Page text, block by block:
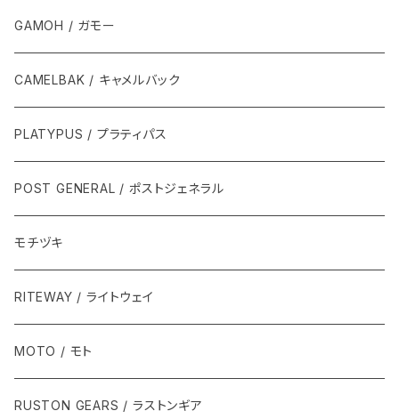
GAMOH / ガモー
CAMELBAK / キャメルバック
PLATYPUS / プラティパス
POST GENERAL / ポストジェネラル
モチヅキ
RITEWAY / ライトウェイ
MOTO / モト
RUSTON GEARS / ラストンギア